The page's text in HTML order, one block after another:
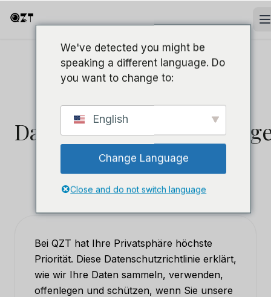
Gültigkeitsdatum: 1. Januar 2024
Bei QZT hat Ihre Privatsphäre höchste
Priorität. Diese Datenschutzrichtlinie erklärt,
wie wir Ihre Daten sammeln, verwenden,
offenlegen und schützen, wenn Sie unsere
We've detected you might be
speaking a different language. Do
you want to change to:
English
Change Language
Close and do not switch language